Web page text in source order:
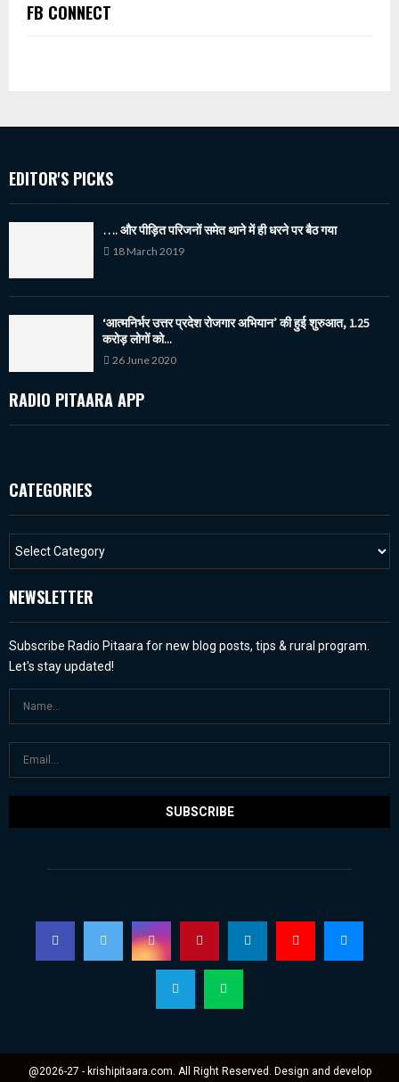
FB CONNECT
EDITOR'S PICKS
…. और पीड़ित परिजनों समेत थाने में ही धरने पर बैठ गया
18 March 2019
‘आत्मनिर्भर उत्तर प्रदेश रोजगार अभियान’ की हुई शुरुआत, 1.25
करोड़ लोगों को...
26 June 2020
RADIO PITAARA APP
CATEGORIES
NEWSLETTER
Subscribe Radio Pitaara for new blog posts, tips & rural program.
Let's stay updated!
@2026-27 - krishipitaara.com. All Right Reserved. Design and develop